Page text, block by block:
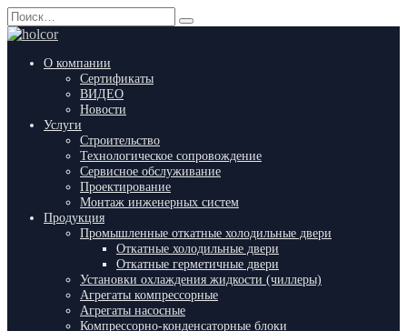
Перейти
к
Search
for:
О компании
Сертификаты
ВИДЕО
Новости
Услуги
Строительство
Технологическое сопровождение
Сервисное обслуживание
Проектирование
Монтаж инженерных систем
Продукция
Промышленные откатные холодильные двери
Откатные холодильные двери
Откатные герметичные двери
Установки охлаждения жидкости (чиллеры)
Агрегаты компрессорные
Агрегаты насосные
Компрессорно-конденсаторные блоки